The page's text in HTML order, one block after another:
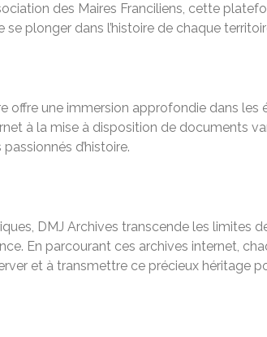
des Maires Franciliens, cette
se plonger dans l’histoire de chaque
offre une immersion approfondie dans
à la mise à disposition de documents
d’histoire.
DMJ Archives transcende les limites
En parcourant ces archives internet,
et à transmettre ce précieux héritage